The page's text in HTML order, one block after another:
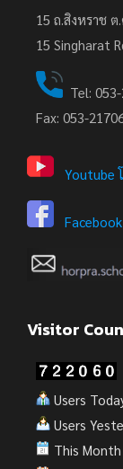
15 ถ.สิงหราช ต
15 Singharat
Tel:
Fax: 053-
Youtube
Visitor
Users
Users
This